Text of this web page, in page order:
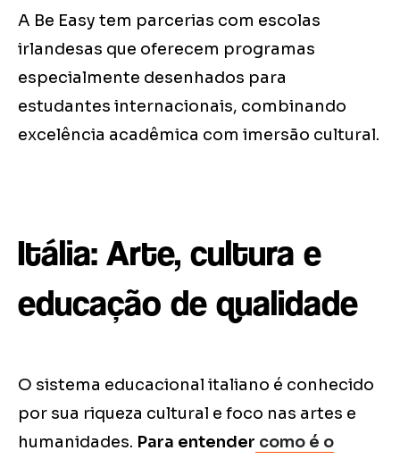
A Be Easy tem parcerias com escolas
irlandesas que oferecem programas
especialmente desenhados para
estudantes internacionais, combinando
excelência acadêmica com imersão cultural.
Itália: Arte, cultura e
educação de qualidade
O sistema educacional italiano é conhecido
por sua riqueza cultural e foco nas artes e
humanidades. Para entender como é o